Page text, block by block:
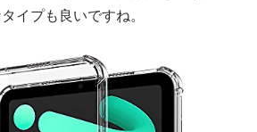
イプも良いですね。